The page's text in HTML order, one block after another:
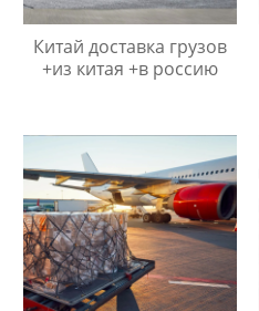
Китай доставка грузов
+из китая +в россию